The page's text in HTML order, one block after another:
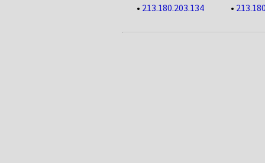
• 213.180.203.134 •